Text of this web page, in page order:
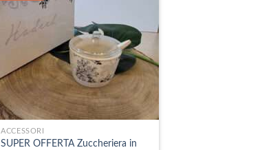
+
ACCESSORI
SUPER OFFERTA Zuccheriera in